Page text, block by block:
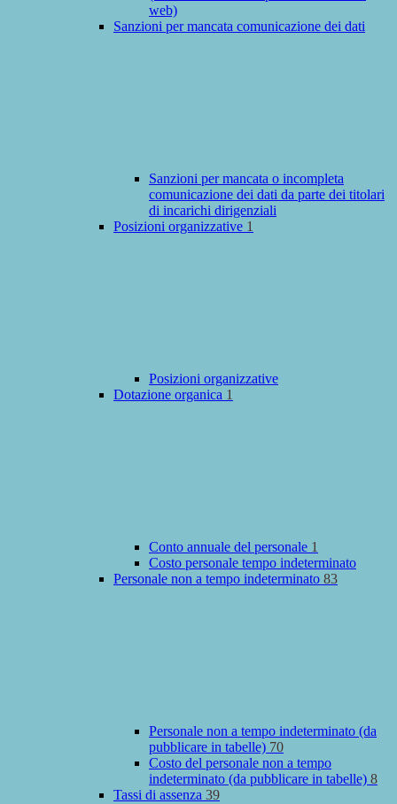
web)
Sanzioni per mancata comunicazione dei dati
Sanzioni per mancata o incompleta
comunicazione dei dati da parte dei titolari
di incarichi dirigenziali
Posizioni organizzative 1
Posizioni organizzative
Dotazione organica 1
Conto annuale del personale 1
Costo personale tempo indeterminato
Personale non a tempo indeterminato 83
Personale non a tempo indeterminato (da
pubblicare in tabelle) 70
Costo del personale non a tempo
indeterminato (da pubblicare in tabelle) 8
Tassi di assenza 39